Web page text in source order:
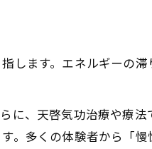
上テクニック
します。エネルギーの滞
に、天啓気功治療や療法
。多くの体験者から「慢